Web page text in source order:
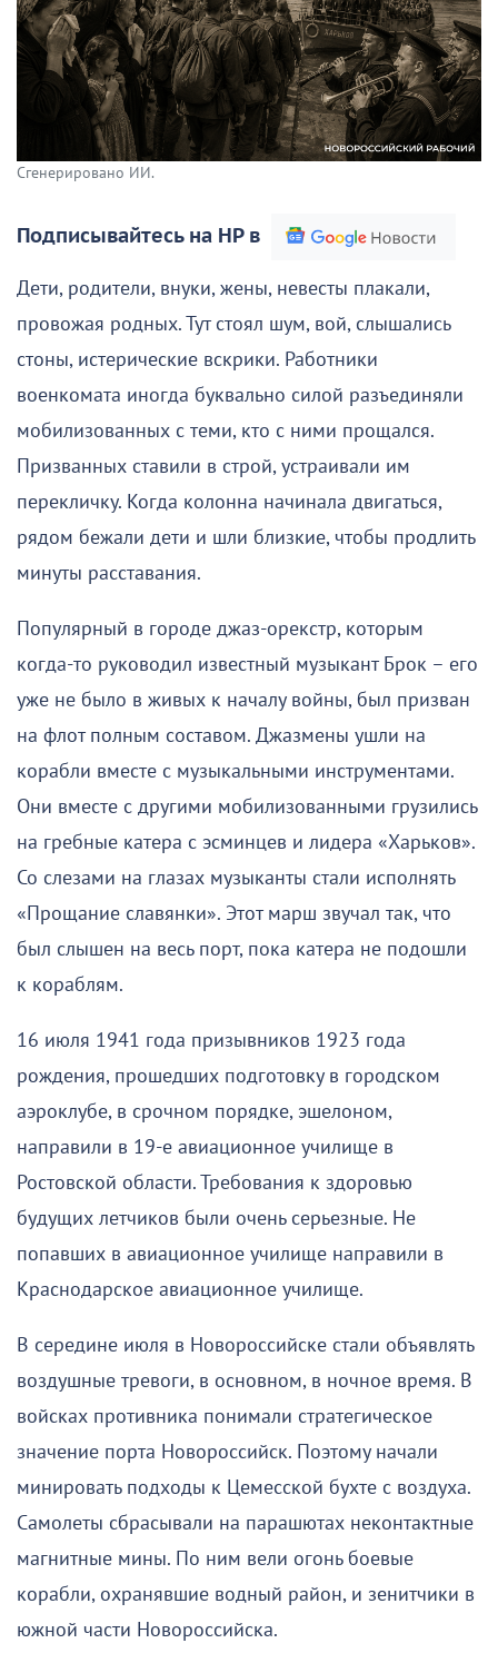
Сгенерировано ИИ.
Подписывайтесь на НР в
Дети, родители, внуки, жены, невесты плакали,
провожая родных. Тут стоял шум, вой, слышались
стоны, истерические вскрики. Работники
военкомата иногда буквально силой разъединяли
мобилизованных с теми, кто с ними прощался.
Призванных ставили в строй, устраивали им
перекличку. Когда колонна начинала двигаться,
рядом бежали дети и шли близкие, чтобы продлить
минуты расставания.
Популярный в городе джаз-орекстр, которым
когда-то руководил известный музыкант Брок – его
уже не было в живых к началу войны, был призван
на флот полным составом. Джазмены ушли на
корабли вместе с музыкальными инструментами.
Они вместе с другими мобилизованными грузились
на гребные катера с эсминцев и лидера «Харьков».
Со слезами на глазах музыканты стали исполнять
«Прощание славянки». Этот марш звучал так, что
был слышен на весь порт, пока катера не подошли
к кораблям.
16 июля 1941 года призывников 1923 года
рождения, прошедших подготовку в городском
аэроклубе, в срочном порядке, эшелоном,
направили в 19-е авиационное училище в
Ростовской области. Требования к здоровью
будущих летчиков были очень серьезные. Не
попавших в авиационное училище направили в
Краснодарское авиационное училище.
В середине июля в Новороссийске стали объявлять
воздушные тревоги, в основном, в ночное время. В
войсках противника понимали стратегическое
значение порта Новороссийск. Поэтому начали
минировать подходы к Цемесской бухте с воздуха.
Самолеты сбрасывали на парашютах неконтактные
магнитные мины. По ним вели огонь боевые
корабли, охранявшие водный район, и зенитчики в
южной части Новороссийска.